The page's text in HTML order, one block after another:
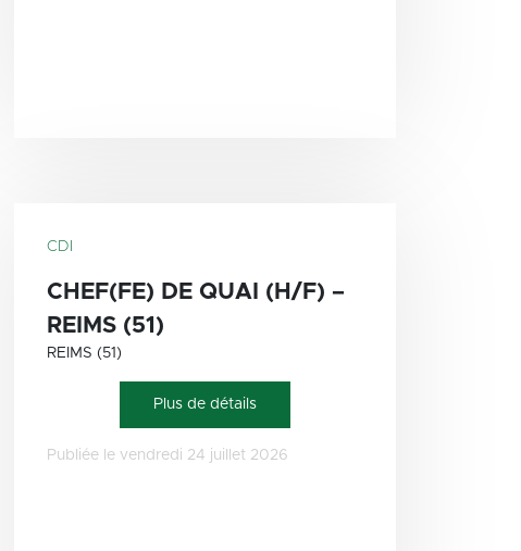
CDI
CHEF(FE) DE QUAI (H/F) –
REIMS (51)
REIMS (51)
Plus de détails
Publiée le vendredi 24 juillet 2026